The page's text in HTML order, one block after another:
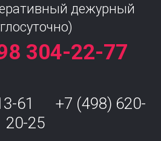
дежурный
304-22-77
61      +7 (498) 620-
20-25